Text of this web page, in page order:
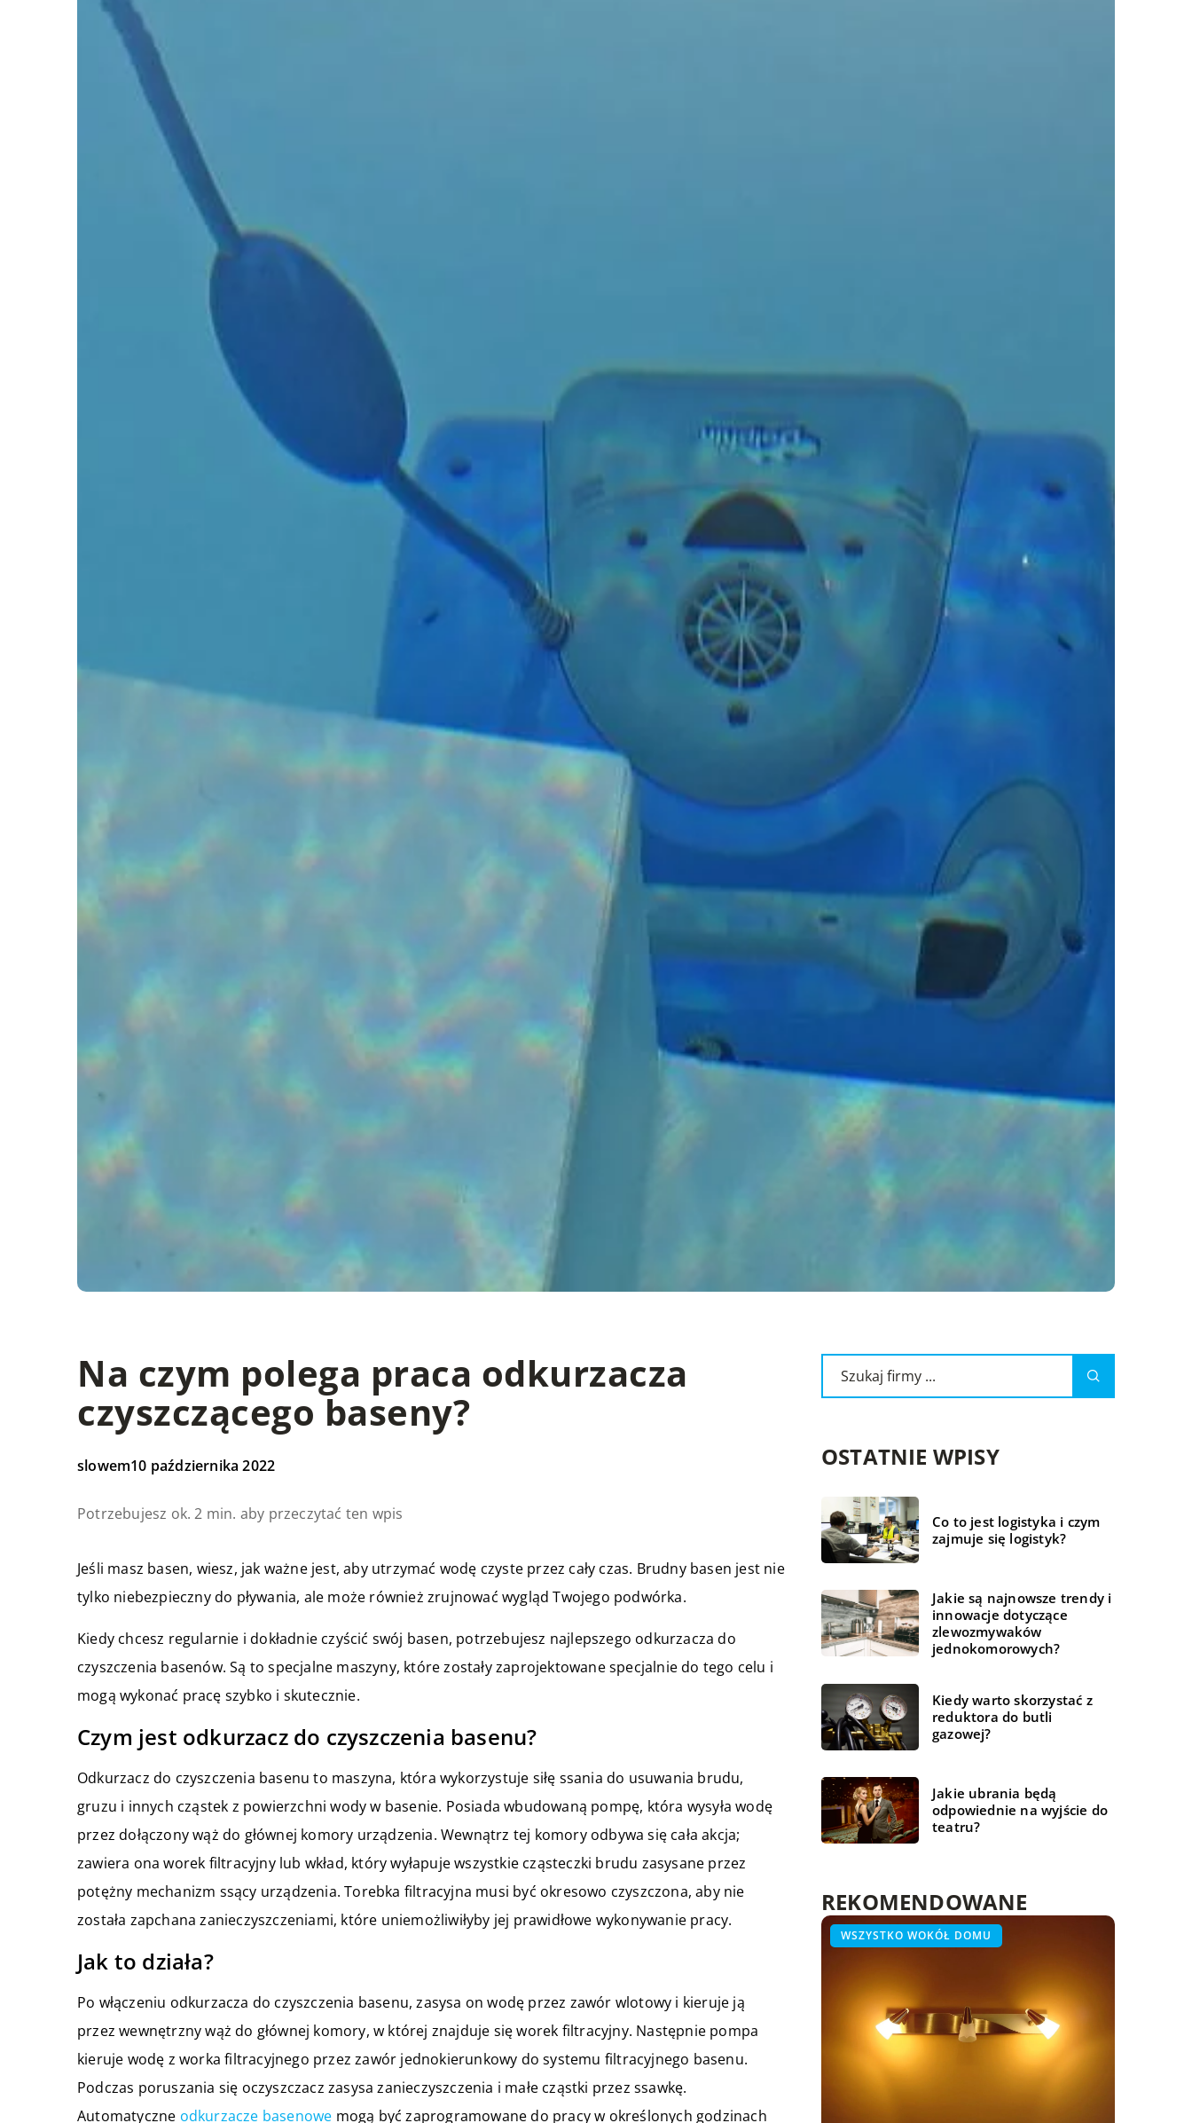
Na czym polega praca odkurzacza
czyszczącego baseny?
slowem10 października 2022
Potrzebujesz ok. 2 min. aby przeczytać ten wpis
Jeśli masz basen, wiesz, jak ważne jest, aby utrzymać wodę czyste przez cały czas. Brudny basen jest nie
tylko niebezpieczny do pływania, ale może również zrujnować wygląd Twojego podwórka.
Kiedy chcesz regularnie i dokładnie czyścić swój basen, potrzebujesz najlepszego odkurzacza do
czyszczenia basenów. Są to specjalne maszyny, które zostały zaprojektowane specjalnie do tego celu i
mogą wykonać pracę szybko i skutecznie.
Czym jest odkurzacz do czyszczenia basenu?
Odkurzacz do czyszczenia basenu to maszyna, która wykorzystuje siłę ssania do usuwania brudu,
gruzu i innych cząstek z powierzchni wody w basenie. Posiada wbudowaną pompę, która wysyła wodę
przez dołączony wąż do głównej komory urządzenia. Wewnątrz tej komory odbywa się cała akcja;
zawiera ona worek filtracyjny lub wkład, który wyłapuje wszystkie cząsteczki brudu zasysane przez
potężny mechanizm ssący urządzenia. Torebka filtracyjna musi być okresowo czyszczona, aby nie
została zapchana zanieczyszczeniami, które uniemożliwiłyby jej prawidłowe wykonywanie pracy.
Jak to działa?
Po włączeniu odkurzacza do czyszczenia basenu, zasysa on wodę przez zawór wlotowy i kieruje ją
przez wewnętrzny wąż do głównej komory, w której znajduje się worek filtracyjny. Następnie pompa
kieruje wodę z worka filtracyjnego przez zawór jednokierunkowy do systemu filtracyjnego basenu.
Podczas poruszania się oczyszczacz zasysa zanieczyszczenia i małe cząstki przez ssawkę.
Automatyczne odkurzacze basenowe mogą być zaprogramowane do pracy w określonych godzinach
OSTATNIE WPISY
Co to jest logistyka i czym
zajmuje się logistyk?
Jakie są najnowsze trendy i
innowacje dotyczące
zlewozmywaków
jednokomorowych?
Kiedy warto skorzystać z
reduktora do butli
gazowej?
Jakie ubrania będą
odpowiednie na wyjście do
teatru?
REKOMENDOWANE
BUDOWLANKA
WSZYSTKO WOKÓŁ DOMU
ŻYCIE I CZŁOWIEK